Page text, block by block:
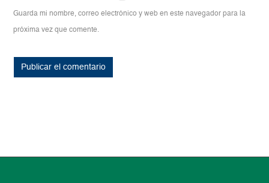
Guarda mi nombre, correo electrónico y web en este navegador para la
próxima vez que comente.